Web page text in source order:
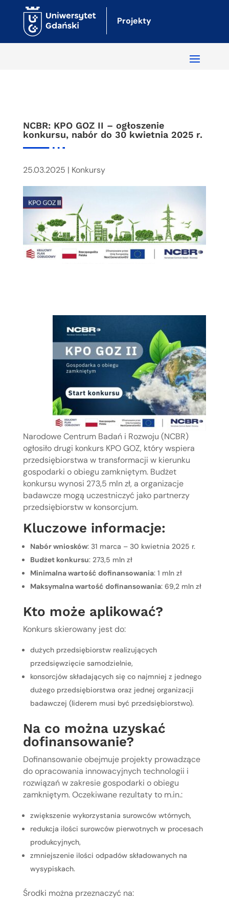
Projekty
NCBR: KPO GOZ II – ogłoszenie
konkursu, nabór do 30 kwietnia 2025 r.
25.03.2025 | Konkursy
Narodowe Centrum Badań i Rozwoju (NCBR)
ogłosiło drugi konkurs KPO GOZ, który wspiera
przedsiębiorstwa w transformacji w kierunku
gospodarki o obiegu zamkniętym. Budżet
konkursu wynosi 273,5 mln zł, a organizacje
badawcze mogą uczestniczyć jako partnerzy
przedsiębiorstw w konsorcjum.
Kluczowe informacje:
Nabór wniosków: 31 marca – 30 kwietnia 2025 r.
Budżet konkursu: 273,5 mln zł
Minimalna wartość dofinansowania: 1 mln zł
Maksymalna wartość dofinansowania: 69,2 mln zł
Kto może aplikować?
Konkurs skierowany jest do:
dużych przedsiębiorstw realizujących
przedsięwzięcie samodzielnie,
konsorcjów składających się co najmniej z jednego
dużego przedsiębiorstwa oraz jednej organizacji
badawczej (liderem musi być przedsiębiorstwo).
Na co można uzyskać
dofinansowanie?
Dofinansowanie obejmuje projekty prowadzące
do opracowania innowacyjnych technologii i
rozwiązań w zakresie gospodarki o obiegu
zamkniętym. Oczekiwane rezultaty to m.in.:
zwiększenie wykorzystania surowców wtórnych,
redukcja ilości surowców pierwotnych w procesach
produkcyjnych,
zmniejszenie ilości odpadów składowanych na
wysypiskach.
Środki można przeznaczyć na: